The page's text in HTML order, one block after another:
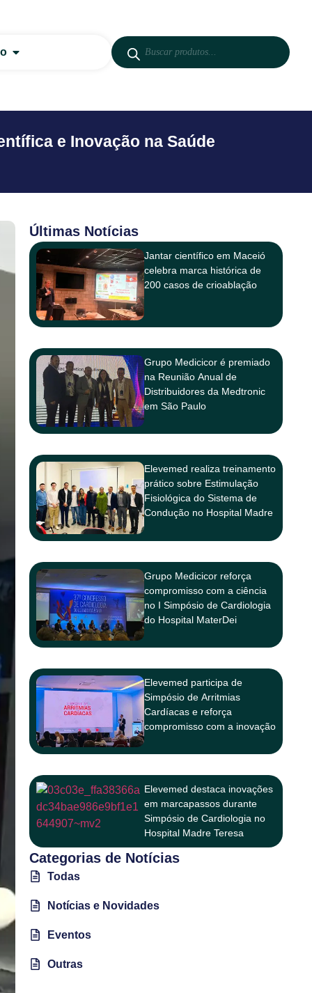
e Inovação na Saúde
Últimas Notícias
Jantar científico em Maceió
celebra marca histórica de
200 casos de crioablação
Grupo Medicicor é premiado
na Reunião Anual de
Distribuidores da Medtronic
em São Paulo
Elevemed realiza treinamento
prático sobre Estimulação
Fisiológica do Sistema de
Condução no Hospital Madre
Teresa
Grupo Medicicor reforça
compromisso com a ciência
no I Simpósio de Cardiologia
do Hospital MaterDei
Salvador
Elevemed participa de
Simpósio de Arritmias
Cardíacas e reforça
compromisso com a inovação
na cardiologia
Elevemed destaca inovações
em marcapassos durante
Simpósio de Cardiologia no
Hospital Madre Teresa
Categorias de Notícias
Todas
Notícias e Novidades
Eventos
Outras